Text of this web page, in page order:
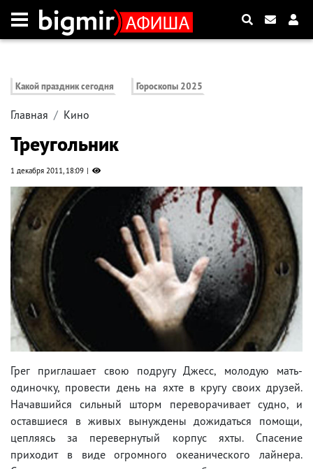
Какой праздник сегодня Гороскопы 2025
Главная Кино
Треугольник
1 декабря 2011, 18:09
Грег приглашает свою подругу Джесс, молодую мать-
одиночку, провести день на яхте в кругу своих друзей.
Начавшийся сильный шторм переворачивает судно, и
оставшиеся в живых вынуждены дожидаться помощи,
цепляясь за перевернутый корпус яхты. Спасение
приходит в виде огромного океанического лайнера.